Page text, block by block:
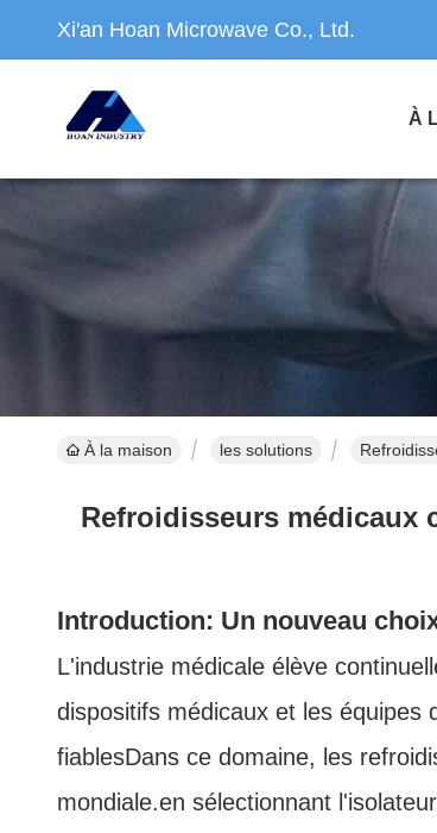
Xi'an Hoan Microwave Co., Ltd.
À
À la maison les solutions
Refroidisseurs médicaux
Introduction: Un nouveau
L'industrie médicale élève
dispositifs médicaux et les équipes
fiablesDans ce domaine, les
mondiale.en sélectionnant